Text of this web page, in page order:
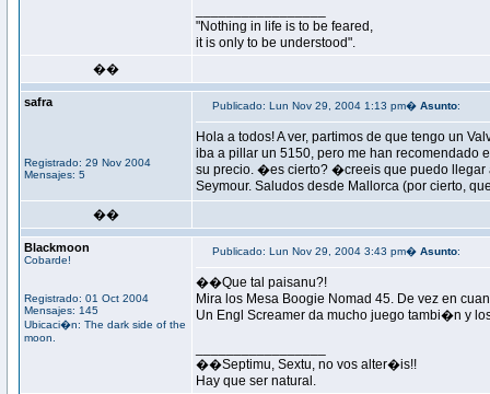
"Nothing in life is to be feared,
it is only to be understood".
��
safra
Registrado: 29 Nov 2004
Mensajes: 5
Publicado: Lun Nov 29, 2004 1:13 pm� Asunto:
Hola a todos! A ver, partimos de que tengo un
iba a pillar un 5150, pero me han recomendado
su precio. �es cierto? �creeis que puedo llegar
Seymour. Saludos desde Mallorca (por cierto,
��
Blackmoon
Cobarde!
Registrado: 01 Oct 2004
Mensajes: 145
Ubicaci�n: The dark side of the
moon.
Publicado: Lun Nov 29, 2004 3:43 pm� Asunto:
��Que tal paisanu?!
Mira los Mesa Boogie Nomad 45. De vez en
Un Engl Screamer da mucho juego tambi�n y
��Septimu, Sextu, no vos alter�is!!
Hay que ser natural.